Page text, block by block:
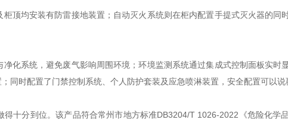
均安装有防雷接地装置；自动灭火系统则在柜内配置手提式灭火器的同
系统，避免废气影响周围环境；环境监测系统通过集成式控制面板实时
同时配置了门禁控制系统、个人防护套装及应急喷淋装置，安全配置可以说
分到位。该产品符合常州市地方标准DB3204/T 1026-2022《危险化学